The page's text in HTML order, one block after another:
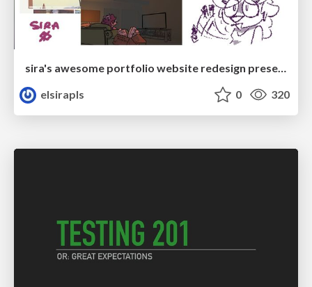
sira's awesome portfolio website redesign presentation
elsirapls
0 320